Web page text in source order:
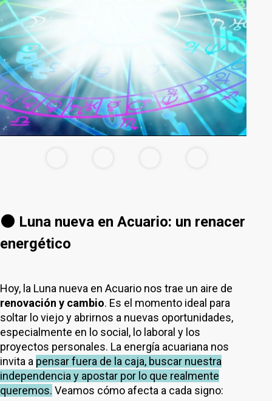
🌑 Luna nueva en Acuario: un renacer
energético
Hoy, la Luna nueva en Acuario nos trae un aire de
renovación y cambio. Es el momento ideal para
soltar lo viejo y abrirnos a nuevas oportunidades,
especialmente en lo social, lo laboral y los
proyectos personales. La energía acuariana nos
invita a pensar fuera de la caja, buscar nuestra
independencia y apostar por lo que realmente
queremos. Veamos cómo afecta a cada signo: